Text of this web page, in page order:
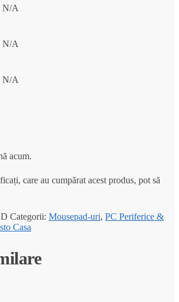
N/A
N/A
N/A
acum.
care au cumpărat acest produs, pot să
Categorii: Mousepad-uri, PC Periferice &
Casa